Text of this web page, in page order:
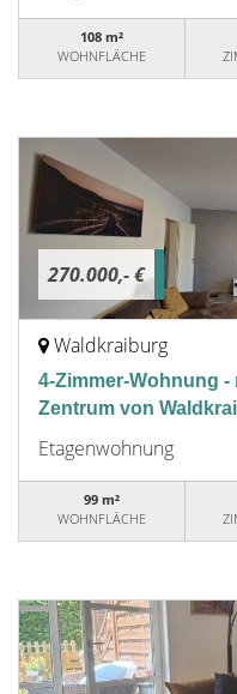
108 m²
WOHNFLÄCHE
270.000,- €
Waldkraiburg
4-Zimmer-Wohnung
Zentrum von
Etagenwohnung
99 m²
WOHNFLÄCHE